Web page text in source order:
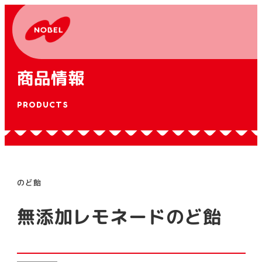
商品情報
PRODUCTS
のど飴
無添加レモネードのど飴